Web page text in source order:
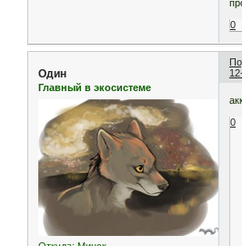
0
Один
Главный в экосистеме
0